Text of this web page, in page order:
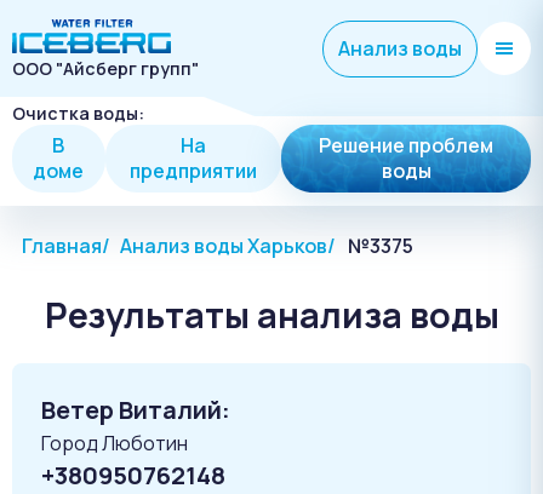
ООО "Айсберг групп"
Анализ воды
Очистка воды:
В
доме
На
предприятии
Решение проблем
воды
Главная Анализ воды Харьков №3375
Результаты анализа воды
Ветер Виталий:
Город Люботин
+380950762148